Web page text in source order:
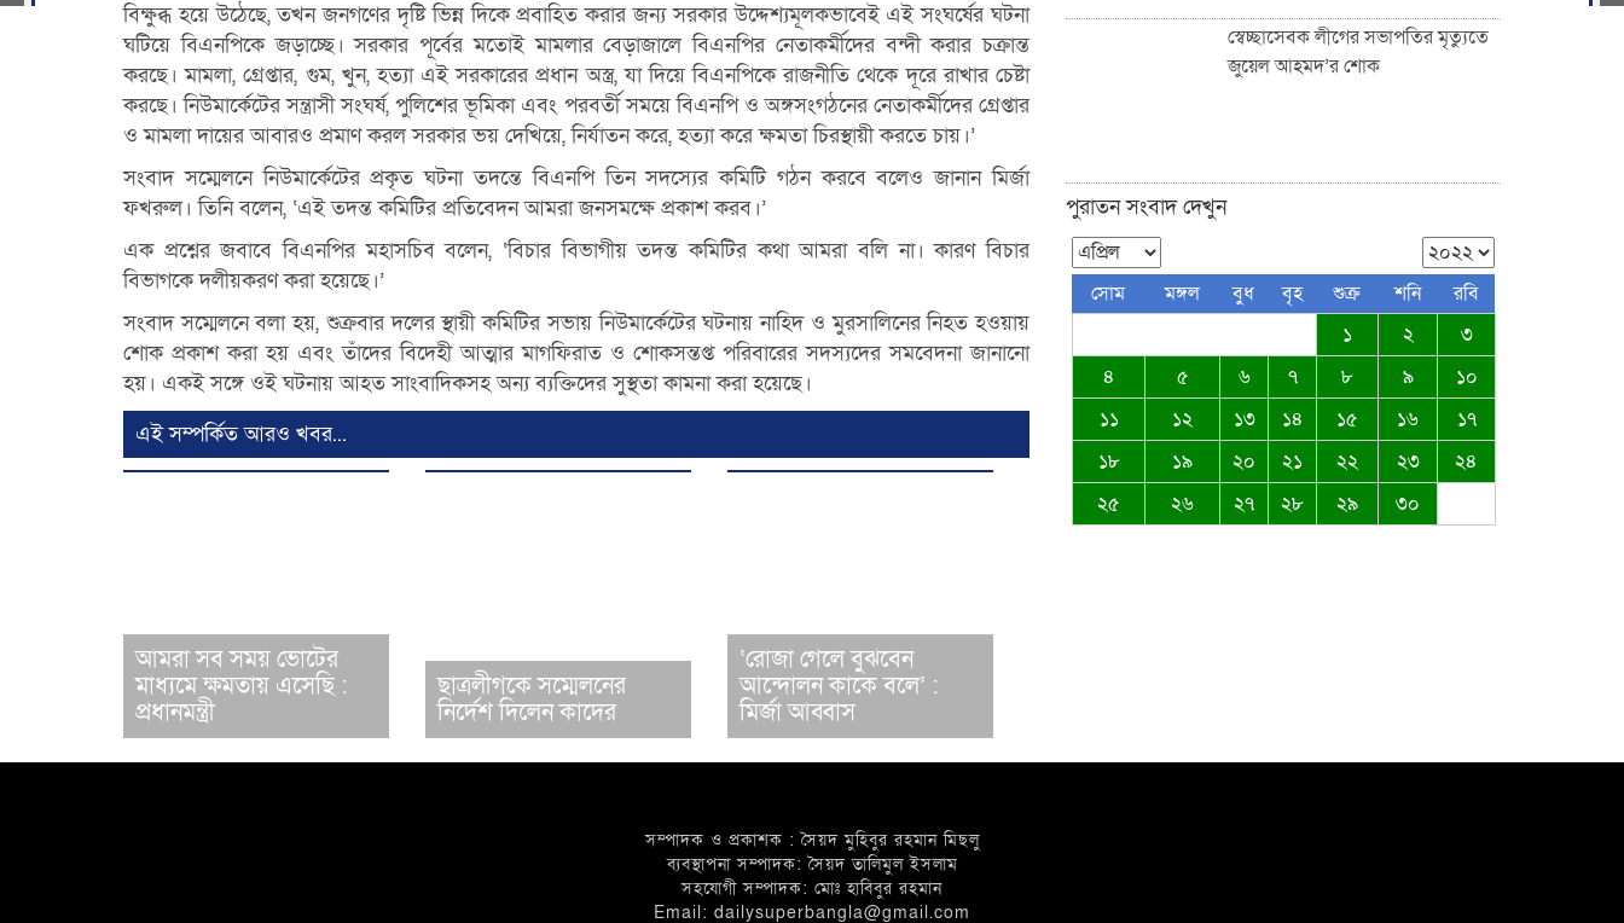
বিক্ষুব্ধ হয়ে উঠেছে, তখন জনগণের দৃষ্টি ভিন্ন দিকে প্রবাহিত করার জন্য সরকার উদ্দেশ্যমূলকভাবেই এই সংঘর্ষের ঘটনা
ঘটিয়ে বিএনপিকে জড়াচ্ছে। সরকার পূর্বের মতোই মামলার বেড়াজালে বিএনপির নেতাকর্মীদের বন্দী করার চক্রান্ত
করছে। মামলা, গ্রেপ্তার, গুম, খুন, হত্যা এই সরকারের প্রধান অস্ত্র, যা দিয়ে বিএনপিকে রাজনীতি থেকে দূরে রাখার চেষ্টা
করছে। নিউমার্কেটের সন্ত্রাসী সংঘর্ষ, পুলিশের ভূমিকা এবং পরবর্তী সময়ে বিএনপি ও অঙ্গসংগঠনের নেতাকর্মীদের গ্রেপ্তার
ও মামলা দায়ের আবারও প্রমাণ করল সরকার ভয় দেখিয়ে, নির্যাতন করে, হত্যা করে ক্ষমতা চিরস্থায়ী করতে চায়।’
সংবাদ সম্মেলনে নিউমার্কেটের প্রকৃত ঘটনা তদন্তে বিএনপি তিন সদস্যের কমিটি গঠন করবে বলেও জানান মির্জা
ফখরুল। তিনি বলেন, ‘এই তদন্ত কমিটির প্রতিবেদন আমরা জনসমক্ষে প্রকাশ করব।’
এক প্রশ্নের জবাবে বিএনপির মহাসচিব বলেন, ‘বিচার বিভাগীয় তদন্ত কমিটির কথা আমরা বলি না। কারণ বিচার
বিভাগকে দলীয়করণ করা হয়েছে।’
সংবাদ সম্মেলনে বলা হয়, শুক্রবার দলের স্থায়ী কমিটির সভায় নিউমার্কেটের ঘটনায় নাহিদ ও মুরসালিনের নিহত হওয়ায়
শোক প্রকাশ করা হয় এবং তাঁদের বিদেহী আত্মার মাগফিরাত ও শোকসন্তপ্ত পরিবারের সদস্যদের সমবেদনা জানানো
হয়। একই সঙ্গে ওই ঘটনায় আহত সাংবাদিকসহ অন্য ব্যক্তিদের সুস্থতা কামনা করা হয়েছে।
এই সম্পর্কিত আরও খবর...
আমরা সব সময় ভোটের
মাধ্যমে ক্ষমতায় এসেছি :
প্রধানমন্ত্রী
ছাত্রলীগকে সম্মেলনের
নির্দেশ দিলেন কাদের
‘রোজা গেলে বুঝবেন
আন্দোলন কাকে বলে’ :
মির্জা আব্বাস
জকিগঞ্জ-কানাইঘাটসহ দেশবাসীকে
ঈদুল ফিতরের শুভেচ্ছা জানিয়েছেন:
ব্যারিস্টার আকমাম খাঁন
ঈদ-উল আজহার শুভেচ্ছা জানিয়েছেন
সৈয়দ মুস্তাক উদ্দিন আহমদ
স্বেচ্ছাসেবক লীগের সভাপতির মৃত্যুতে
জুয়েল আহমদ’র শোক
পুরাতন সংবাদ দেখুন
সোম মঙ্গল বুধ বৃহ শুক্র শনি
রবি
১
২
৩
৪
৫ ৬ ৭ ৮ ৯
১০
১১
১২ ১৩ ১৪ ১৫ ১৬
১৭
১৮
১৯ ২০ ২১ ২২ ২৩
২৪
২৫
২৬ ২৭ ২৮ ২৯ ৩০
সম্পাদক ও প্রকাশক : সৈয়দ মুহিবুর রহমান মিছলু
ব্যবস্থাপনা সম্পাদক: সৈয়দ তালিমুল ইসলাম
সহযোগী সম্পাদক: মোঃ হাবিবুর রহমান
Email: dailysuperbangla@gmail.com